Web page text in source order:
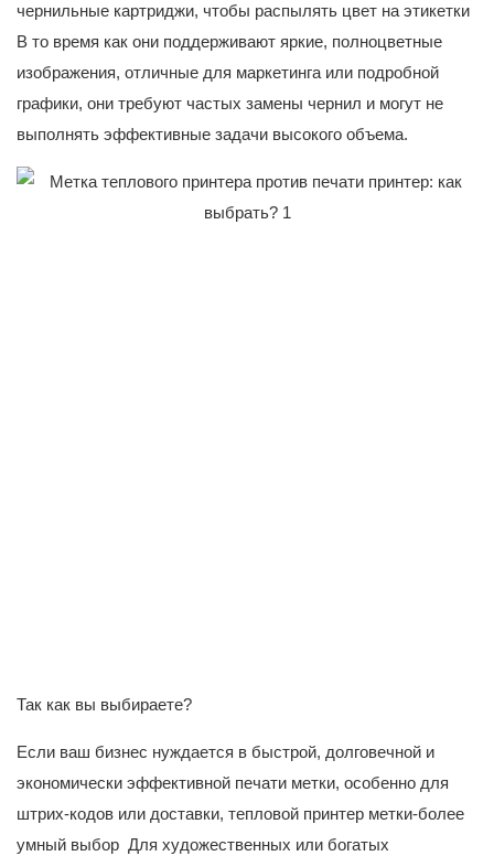
чернильные картриджи, чтобы распылять цвет на этикетки
В то время как они поддерживают яркие, полноцветные
изображения, отличные для маркетинга или подробной
графики, они требуют частых замены чернил и могут не
выполнять эффективные задачи высокого объема.
Так как вы выбираете?
Если ваш бизнес нуждается в быстрой, долговечной и
экономически эффективной печати метки, особенно для
штрих-кодов или доставки, тепловой принтер метки-более
умный выбор Для художественных или богатых